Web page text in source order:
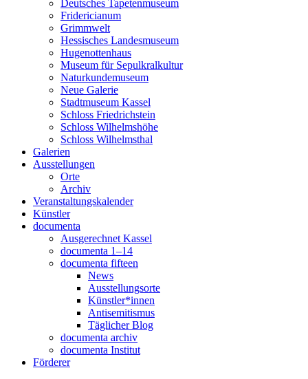
Deutsches Tapetenmuseum
Fridericianum
Grimmwelt
Hessisches Landesmuseum
Hugenottenhaus
Museum für Sepulkralkultur
Naturkundemuseum
Neue Galerie
Stadtmuseum Kassel
Schloss Friedrichstein
Schloss Wilhelmshöhe
Schloss Wilhelmsthal
Galerien
Ausstellungen
Orte
Archiv
Veranstaltungskalender
Künstler
documenta
Ausgerechnet Kassel
documenta 1–14
documenta fifteen
News
Ausstellungsorte
Künstler*innen
Antisemitismus
Täglicher Blog
documenta archiv
documenta Institut
Förderer